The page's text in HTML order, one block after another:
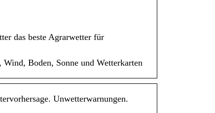
das beste Agrarwetter für
Boden, Sonne und Wetterkarten
Unwetterwarnungen.